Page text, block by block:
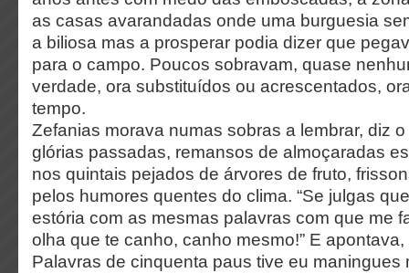
as casas avarandadas onde uma burguesia
a biliosa mas a prosperar podia dizer que
para o campo. Poucos sobravam, quase
verdade, ora substituídos ou acrescentados,
tempo.
Zefanias morava numas sobras a lembrar, diz
glórias passadas, remansos de almoçaradas
nos quintais pejados de árvores de fruto,
pelos humores quentes do clima. “Se julgas
estória com as mesmas palavras com que me
olha que te canho, canho mesmo!” E
Palavras de cinquenta paus tive eu maningues